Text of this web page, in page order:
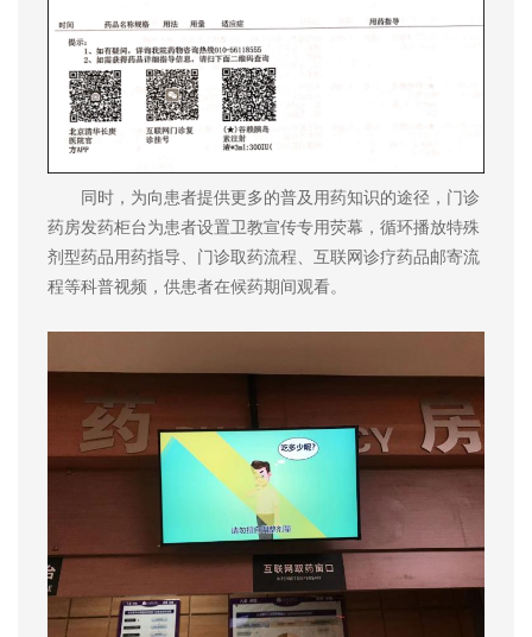
同时，为向患者提供更多的普及用药知识的途径，门诊
药房发药柜台为患者设置卫教宣传专用荧幕，循环播放特殊
剂型药品用药指导、门诊取药流程、互联网诊疗药品邮寄流
程等科普视频，供患者在候药期间观看。